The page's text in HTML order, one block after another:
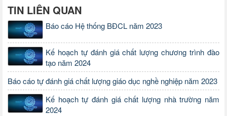
TIN LIÊN QUAN
Báo cáo Hệ thống BĐCL năm 2023
Kế hoạch tự đánh giá chất lượng chương trình đào
tạo năm 2024
Báo cáo tự đánh giá chất lượng giáo dục nghề nghiệp năm 2023
Kế hoạch tự đánh giá chất lượng nhà trường năm
2024